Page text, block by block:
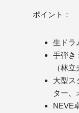
ポイント：
生ドラ
手弾き
（林
大型ス
ター、
NEVE